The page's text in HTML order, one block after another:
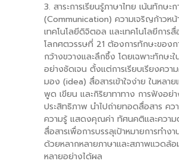
3. สาระการเรียนรู้ภาษาไทย เน้นทักษะ
(Communication) ความเจริญก้าวหน้
เทคโนโลยีดิจิตอล และเทคโนโลยีการสื่
โลกศตวรรษที่ 21 ต้องการทักษะของก
กว้างขวางและลึกซึ้ง โดยเฉพาะทักษะใ
อย่างชัดเจน ตั้งแต่การเรียบเรียงควา
มอง (idea) สื่อสารเข้าใจง่าย ในหลา
พูด เขียน และกิริยาทาทาง การฟังอย่
ประสิทธิภาพ นําไปถ่ายทอดสื่อสาร คว
ความรู้ แสดงคุณค่า ทัศนคติและความ
สื่อสารเพื่อการบรรลุเป้าหมายการทำง
ด้วยหลากหลายภาษาและสภาพแวดล้อ
หลายอย่างได้ผล